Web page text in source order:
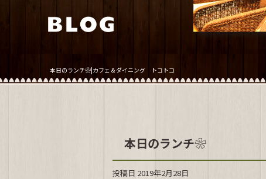
本日のランチ❀|カフェ＆ダイニング トコトコ
本日のランチ❀
投稿日 2019年2月28日